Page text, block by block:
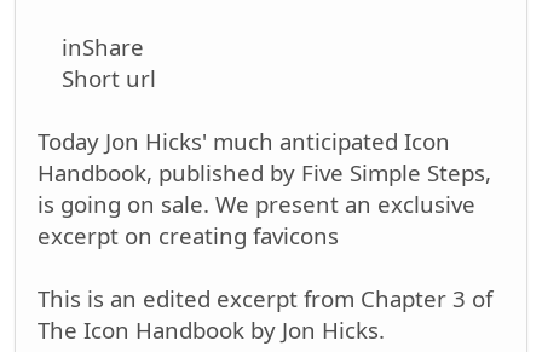
inShare
Short url
Today Jon Hicks' much anticipated Icon
Handbook, published by Five Simple Steps,
is going on sale. We present an exclusive
excerpt on creating favicons
This is an edited excerpt from Chapter 3 of
The Icon Handbook by Jon Hicks.